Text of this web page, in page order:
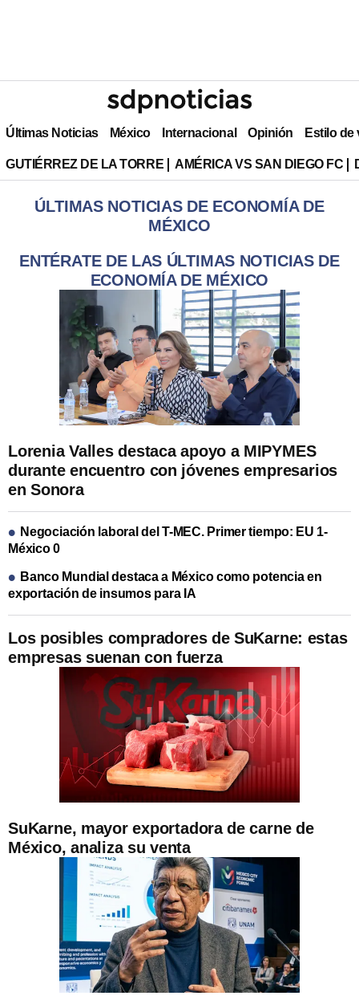
Últimas Noticias México Internacional Opinión Estilo de
GUTIÉRREZ DE LA TORRE AMÉRICA VS SAN DIEGO FC
ÚLTIMAS NOTICIAS DE ECONOMÍA DE
MÉXICO
ENTÉRATE DE LAS ÚLTIMAS NOTICIAS DE
ECONOMÍA DE MÉXICO
Los posibles compradores de SuKarne: estas
empresas suenan con fuerza
SuKarne, mayor exportadora de carne de
México, analiza su venta
Lorenia Valles destaca apoyo a MIPYMES
durante encuentro con jóvenes empresarios
en Sonora
Negociación laboral del T-MEC. Primer tiempo: EU 1-
México 0
Banco Mundial destaca a México como potencia en
exportación de insumos para IA